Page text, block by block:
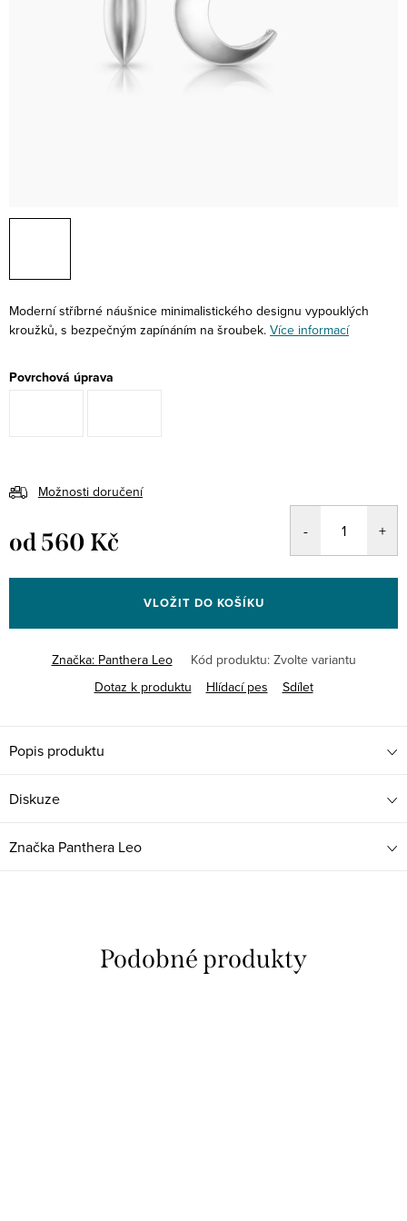
Moderní stříbrné náušnice minimalistického designu vypouklých
kroužků, s bezpečným zapínáním na šroubek. Více informací
Povrchová úprava
Možnosti doručení
od560 Kč
cena:
VLOŽIT DO KOŠÍKU
Značka: Panthera Leo Kód produktu: Zvolte variantu
Dotaz k produktu
Hlídací pes Sdílet
Popis produktu
Diskuze
Značka Panthera Leo